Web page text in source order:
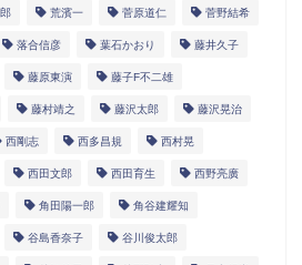
荒濱一 菅原道仁 菅野結希
落合信彦 葉石かおり 藤井久子
藤原東演 藤子F不二雄
藤村靖之 藤沢太郎 藤沢晃治
西剛志 西多昌規 西村晃
西田文郎 西田育生 西野亮廣
角田陽一郎 角谷建耀知
谷島香奈子 谷川俊太郎